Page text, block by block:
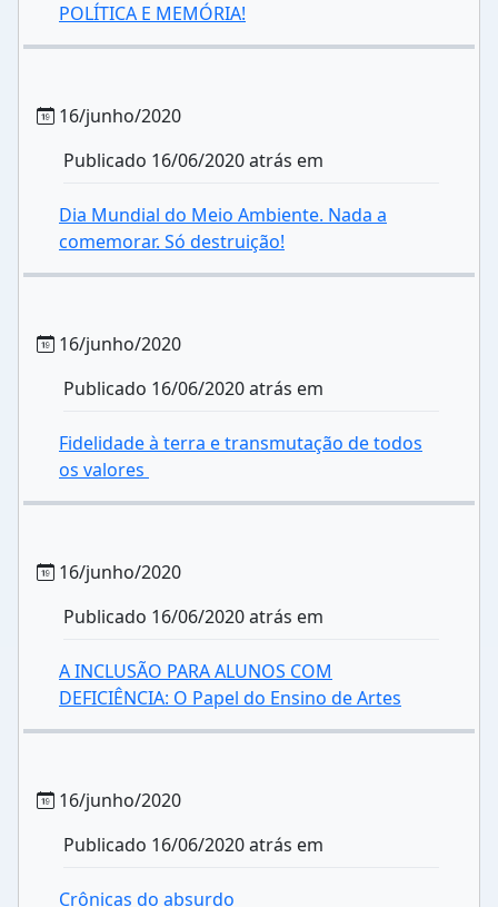
POLÍTICA E MEMÓRIA!
16/junho/2020
Publicado 16/06/2020 atrás em
Dia Mundial do Meio Ambiente. Nada a
comemorar. Só destruição!
16/junho/2020
Publicado 16/06/2020 atrás em
Fidelidade à terra e transmutação de todos
os valores
16/junho/2020
Publicado 16/06/2020 atrás em
A INCLUSÃO PARA ALUNOS COM
DEFICIÊNCIA: O Papel do Ensino de Artes
16/junho/2020
Publicado 16/06/2020 atrás em
Crônicas do absurdo